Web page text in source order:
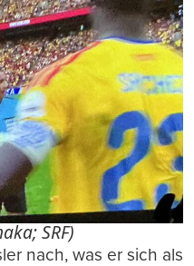
SRF)
nach, was er sich als